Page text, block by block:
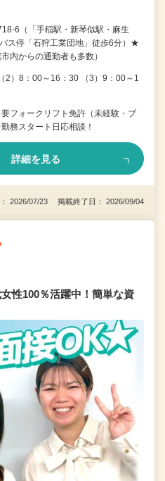
6（「手稲駅・新琴似駅・麻生
ス停「石狩工業団地」徒歩6分）★
内からの通勤者も多数）
2）8：00～16：30 （3）9：00～1
フォークリフト免許（未経験・ブ
務スタート日応相談！
詳細を見る
2026/07/23 掲載終了日： 2026/09/04
性100％活躍中！簡単な資